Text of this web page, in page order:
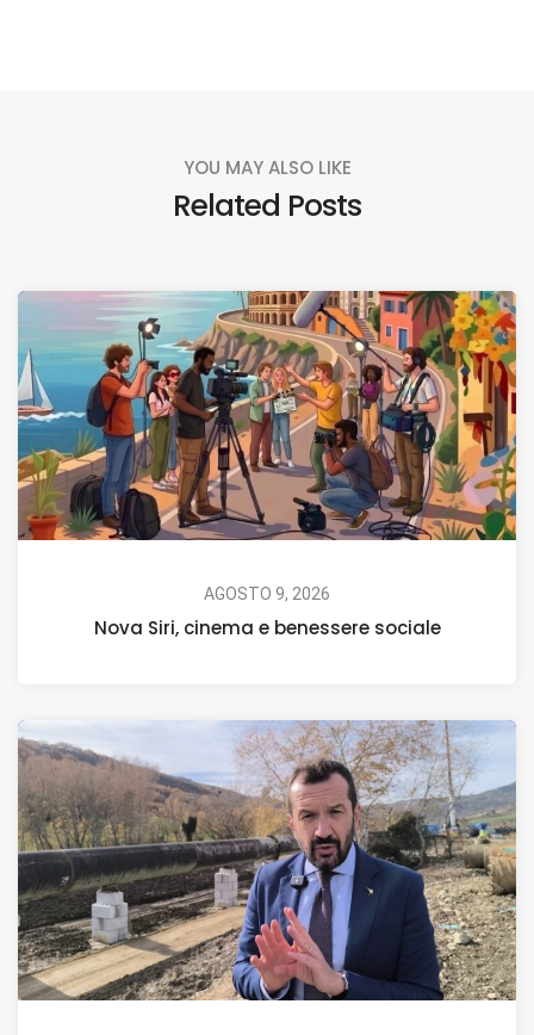
YOU MAY ALSO LIKE
Related Posts
AGOSTO 9, 2026
Nova Siri, cinema e benessere sociale